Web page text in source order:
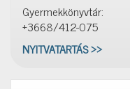
Gyermekkönyvtár:
+3668/412-075
NYITVATARTÁS >>